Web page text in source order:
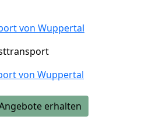
von Wuppertal
von Wuppertal
erhalten